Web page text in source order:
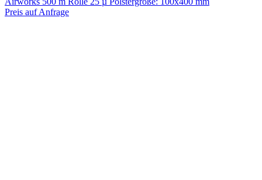
Preis auf Anfrage